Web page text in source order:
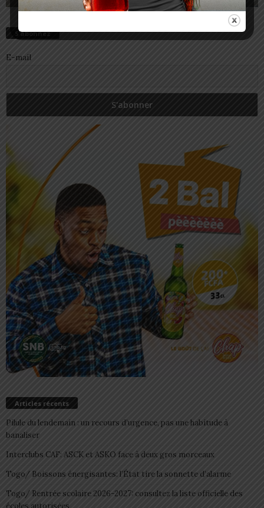
S’abonnez
E-mail
Articles récents
Pilule du lendemain : un recours d’urgence, pas une habitude à
banaliser
Interclubs CAF: ASCK et ASKO face à deux gros morceaux
Togo/ Boissons énergisantes: l’État tire la sonnette d’alarme
Togo/ Rentrée scolaire 2026-2027: consultez la liste officielle des
écoles autorisées